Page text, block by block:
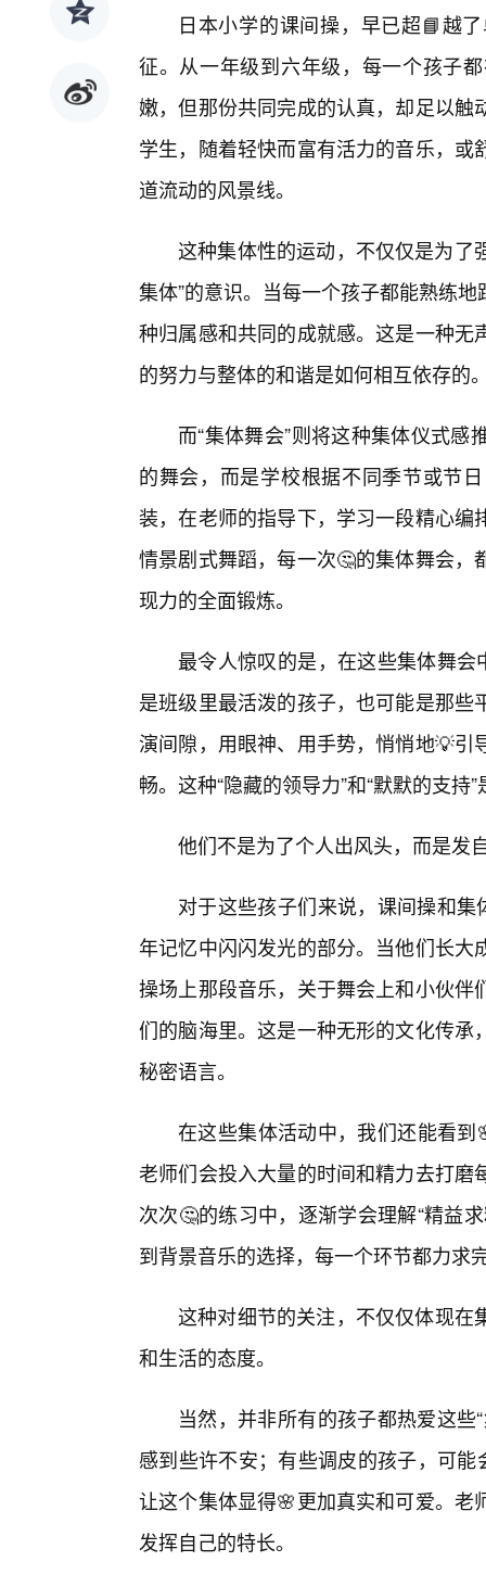
日本小学的课间操，早已超📘越
征。从一年级到六年级，每一个孩子
嫩，但那份共同完成的认真，却足以
学生，随着轻快而富有活力的音乐，
道流动的风景线。
这种集体性的运动，不仅仅是为了
集体”的意识。当每一个孩子都能熟练
种归属感和共同的成就感。这是一种
的努力与整体的和谐是如何相互依存的
而“集体舞会”则将这种集体仪式
的舞会，而是学校根据不同季节或节
装，在老师的指导下，学习一段精心
情景剧式舞蹈，每一次🤔的集体舞会
现力的全面锻炼。
最令人惊叹的是，在这些集体舞会
是班级里最活泼的孩子，也可能是那
演间隙，用眼神、用手势，悄悄地💡
畅。这种“隐藏的领导力”和“默默的支
他们不是为了个人出风头，而是发
对于这些孩子们来说，课间操和集
年记忆中闪闪发光的部分。当他们长
操场上那段音乐，关于舞会上和小伙
们的脑海里。这是一种无形的文化传
秘密语言。
在这些集体活动中，我们还能看
老师们会投入大量的时间和精力去打
次次🤔的练习中，逐渐学会理解“精益
到背景音乐的选择，每一个环节都力求
这种对细节的关注，不仅仅体现在
和生活的态度。
当然，并非所有的孩子都热爱这
感到些许不安；有些调皮的孩子，可
让这个集体显得🌸更加真实和可爱。
发挥自己的特长。